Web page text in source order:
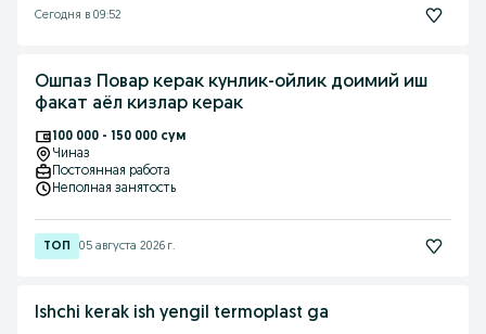
Сегодня в 09:52
Ошпаз Повар керак кунлик-ойлик доимий иш
факат аёл кизлар керак
100 000 - 150 000 сум
Чиназ
Постоянная работа
Неполная занятость
05 августа 2026 г.
Ishchi kerak ish yengil termoplast ga